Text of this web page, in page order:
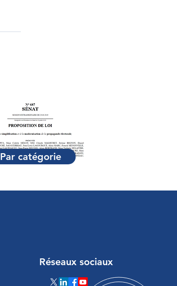
Par catégorie
Réseaux sociaux